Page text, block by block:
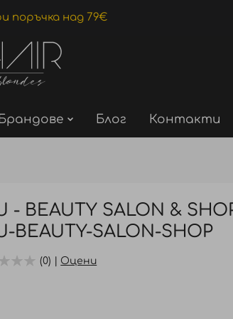
поръчка над 79€
Брандове Блог Контакти
- BEAUTY SALON &
BEAUTY-SALON-SHOP
(0) | Оцени